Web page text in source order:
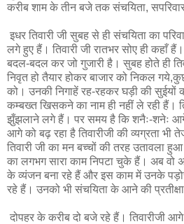
करीब शाम के तीन बजे तक संचयिता, सपरिवार
इधर तिवारी जी सुबह से ही संचयिता का
लगे हुए हैं। तिवारी जी रातभर सोए ही कहाँ
बदल-बदल कर जो गुजारी है। सुबह होते ही
निवृत हो तैयार होकर बाजार को निकल
को। उनकी निगाहें रह-रहकर घड़ी की सुईयों
कम्बख्त खिसकने का नाम ही नहीं ले रही हैं।
झुँझलाने लगे हैं। पर समय है कि शनैः-शनेः
आगे को बढ़ रहा है तिवारीजी की व्यग्रता
तिवारी जी का मन बच्चों की तरह उतावला हुआ
का लगभग सारा काम निपटा चुके हैं। अब वो
के व्यंजन बना रहे हैं और इस काम में उनके
रहे हैं। उनको भी संचयिता के आने की प्रतीक्षा
दोपहर के करीब दो बजे रहे हैं। तिवारीजी